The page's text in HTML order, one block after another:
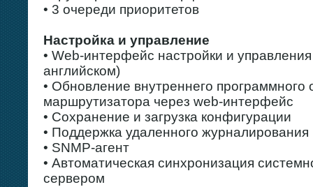
• 3 очереди приоритетов
Настройка и управление
• Web-интерфейс настройки и
английском)
• Обновление внутреннего программного
маршрутизатора через web-интерфейс
• Сохранение и загрузка конфигурации
• Поддержка удаленного журналирования
• SNMP-агент
• Автоматическая синхронизация
сервером